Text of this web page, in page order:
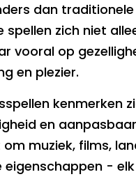
dan traditionele
spellen zich niet
vooral op
en plezier.
kenmerken
en
muziek, films,
eigenschappen -